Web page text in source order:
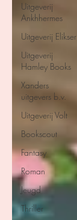
Uitgeverij
Ankhhermes
Uitgeverij Elikser
Uitgeverij
Hamley Books
Xanders
uitgevers b.v.
Uitgeverij Volt
Bookscout
Fantasy
Roman
Jeugd
Thriller